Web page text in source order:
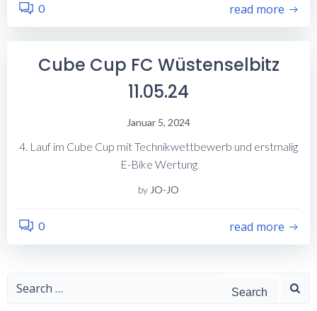
0 read more
Cube Cup FC Wüstenselbitz
11.05.24
Januar 5, 2024
4. Lauf im Cube Cup mit Technikwettbewerb und erstmalig
E-Bike Wertung
byJO-JO
0 read more
Search